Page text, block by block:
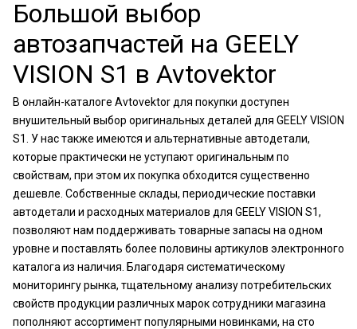
Большой выбор
автозапчастей на GEELY
VISION S1 в Avtovektor
В онлайн-каталоге Avtovektor для покупки доступен
внушительный выбор оригинальных деталей для GEELY VISION
S1. У нас также имеются и альтернативные автодетали,
которые практически не уступают оригинальным по
свойствам, при этом их покупка обходится существенно
дешевле. Собственные склады, периодические поставки
автодетали и расходных материалов для GEELY VISION S1,
позволяют нам поддерживать товарные запасы на одном
уровне и поставлять более половины артикулов электронного
каталога из наличия. Благодаря систематическому
мониторингу рынка, тщательному анализу потребительских
свойств продукции различных марок сотрудники магазина
пополняют ассортимент популярными новинками, на сто